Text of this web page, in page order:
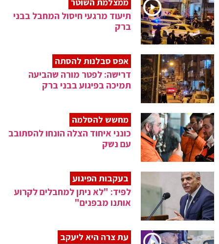
תיעוד מרגעי חיסול המחבל בבני
ברק
אפס סבלנות להסתה
דרישה: לפטר מורה שהביעה
תמיכה בפיגוע בבני ברק
מחשש להסלמה
כונני איחוד הצלה הונחו להסתובב
עם נשק
בעקבות הפיגוע
לפיד: "לא ניתן למחבלים לקרוע
אותנו מבפנים"
עת צרה היא ליעקב